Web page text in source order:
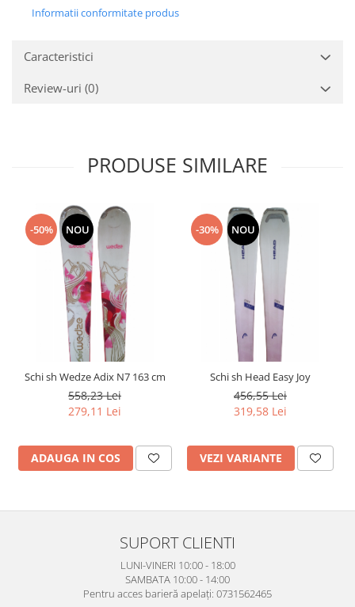
Informatii conformitate produs
Caracteristici
Review-uri (0)
PRODUSE SIMILARE
-50% NOU
Schi sh Wedze Adix N7 163 cm
558,23 Lei
279,11 Lei
ADAUGA IN COS
-30% NOU
Schi sh Head Easy Joy
456,55 Lei
319,58 Lei
VEZI VARIANTE
SUPORT CLIENTI
LUNI-VINERI 10:00 - 18:00
SAMBATA 10:00 - 14:00
Pentru acces barieră apelați: 0731562465